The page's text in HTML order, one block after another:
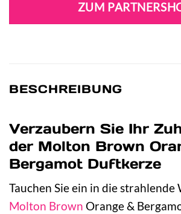
ZUM
BESCHREIBUNG
Verzaubern Sie Ihr
der Molton Brown
Bergamot Duftkerze
Tauchen Sie ein in die strahlende
Molton Brown Orange &